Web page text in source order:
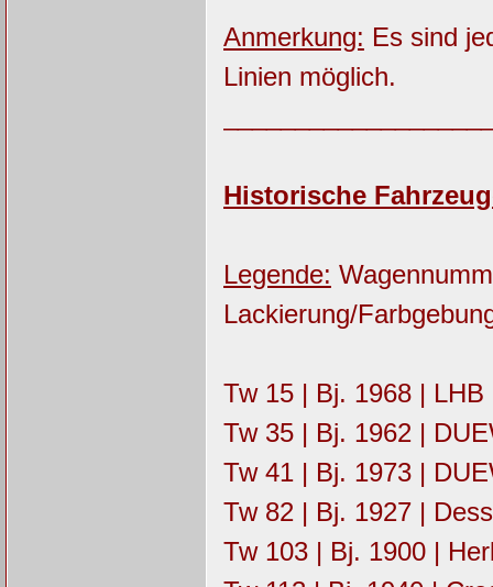
Anmerkung: Es sind
Linien möglich.
Historische
Legende:
Lackierung/
Tw 15 | Bj. 1968 |
Tw 35 | Bj. 1962 |
Tw 41 | Bj. 1973 |
Tw 82 | Bj. 1927 |
Tw 103 | Bj. 1900 |